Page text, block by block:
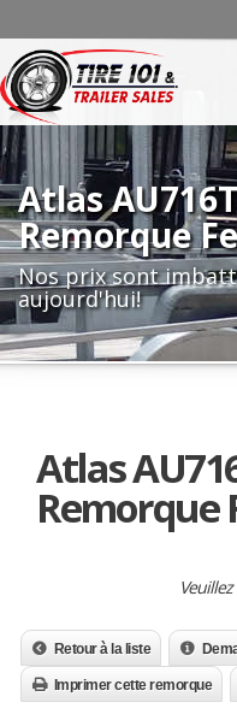
Atlas
Remorque
Nos prix sont
aujourd'hui!
Atlas
Remorque
Retour à la liste
Imprimer cette remorque